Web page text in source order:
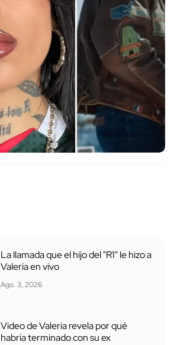
La llamada que el hijo del "R1" le hizo a
Valeria en vivo
Ago. 3, 2026
Video de Valeria revela por qué
habría terminado con su ex